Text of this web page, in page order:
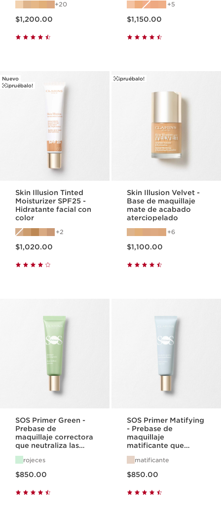
20
$1,200.00
5
$1,150.00
Nuevo
¡pruébalo!
Skin Illusion Tinted
Moisturizer SPF25 -
Hidratante facial con
color
2
$1,020.00
¡pruébalo!
Skin Illusion Velvet -
Base de maquillaje
mate de acabado
aterciopelado
6
$1,100.00
SOS Primer Green -
Prebase de
maquillaje correctora
que neutraliza las
rojeces
$850.00
SOS Primer Matifying
- Prebase de
maquillaje
matificante que
matificante
$850.00